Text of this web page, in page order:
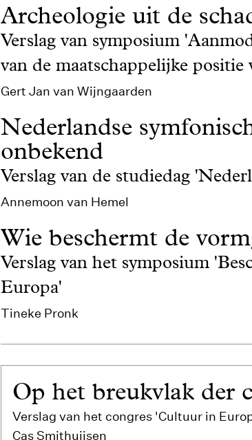
Archeologie uit de
Verslag van symposium
van de maatschappelijke positie
Gert Jan van Wijngaarden
Nederlandse
onbekend
Verslag van de studiedag
Annemoon van Hemel
Wie beschermt de
Verslag van het symposium
Europa'
Tineke Pronk
Op het breukvlak der
Verslag van het congres 'Cultuur in
Cas Smithuijsen